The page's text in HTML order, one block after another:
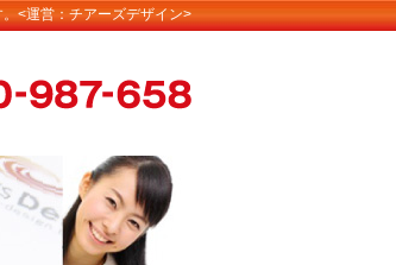
<運営：チアーズデザイン>